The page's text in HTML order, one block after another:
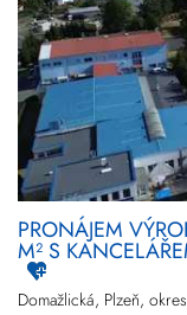
PRONÁJEM
M² S
Domažlická, Plzeň,